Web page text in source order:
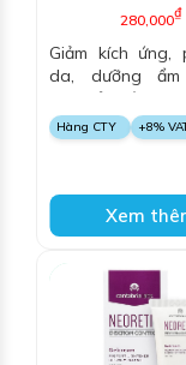
280,000₫
Giảm kích ứng,
da, dưỡng ẩm
sâu, bảo vệ da
daHàng CTY +8%
Xem